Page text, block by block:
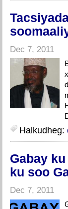
Dec 7, 2011
Halkudheg:
Gabay
ku soo
Dec 7, 2011